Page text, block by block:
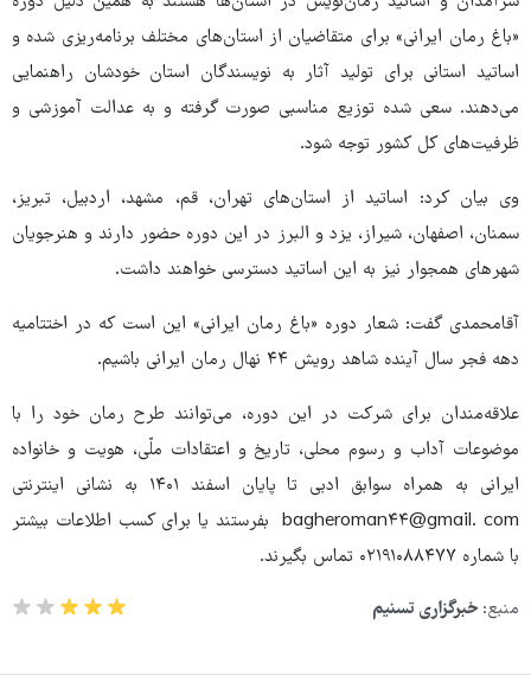
«باغ رمان ایرانی» برای متقاضیان از استان‌های مختلف برنامه‌ریزی شده و
اساتید استانی برای تولید آثار به نویسندگان استان خودشان راهنمایی
می‌دهند. سعی شده توزیع مناسبی صورت گرفته و به عدالت آموزشی و
ظرفیت‌های کل کشور توجه شود.
وی بیان کرد: اساتید از استان‌های تهران، قم، مشهد، اردبیل، تبریز،
سمنان، اصفهان، شیراز، یزد و البرز در این دوره حضور دارند و هنرجویان
شهرهای همجوار نیز به این اساتید دسترسی خواهند داشت.
آقامحمدی گفت: شعار دوره «باغ رمان ایرانی» این است که در اختتامیه
دهه فجر سال آینده شاهد رویش ۴۴ نهال رمان ایرانی باشیم.
علاقه‌مندان برای شرکت در این دوره، می‌توانند طرح رمان خود را با
موضوعات آداب و رسوم محلی، تاریخ و اعتقادات ملّی، هویت و خانواده
ایرانی به همراه سوابق ادبی تا پایان اسفند ۱۴۰۱ به نشانی اینترنتی
bagheroman۴۴@gmail. com بفرستند یا برای کسب اطلاعات بیشتر
با شماره ۰۲۱۹۱۰۸۸۴۷۷ تماس بگیرند.
منبع: خبرگزاری تسنیم